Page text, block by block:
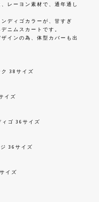
レーヨン素材で、通年通し
ディゴカラーが、甘すぎ
ニムスカートです。
インの為、体型カバーも出
38サイズ
イズ
ィゴ 36サイズ
36サイズ
イズ